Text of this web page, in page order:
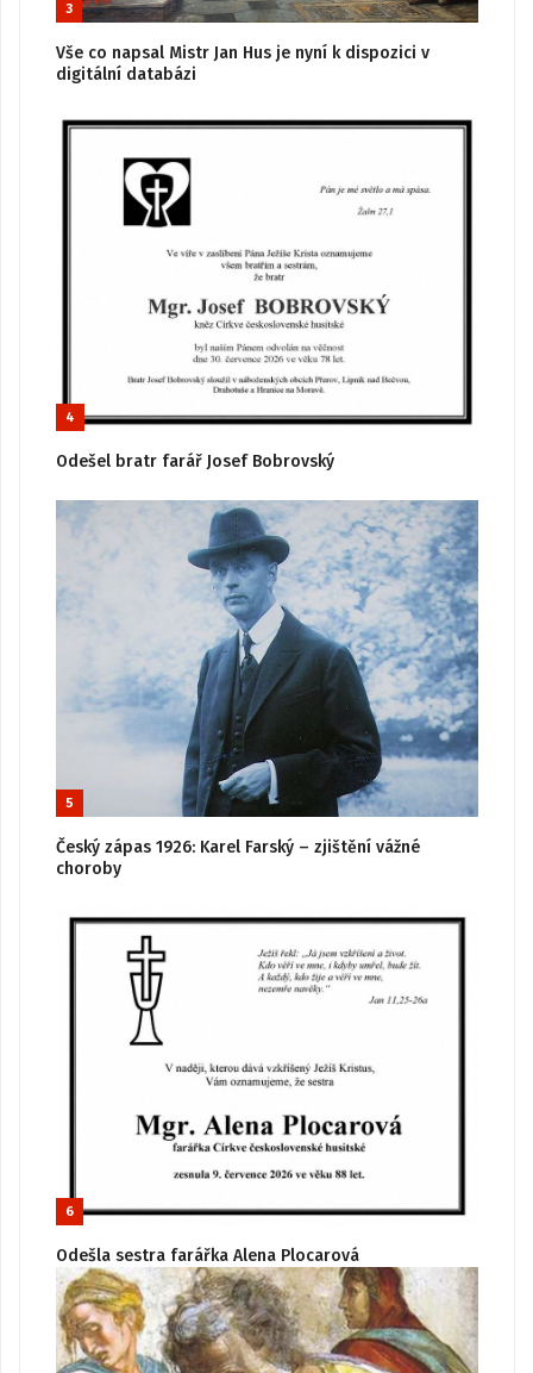
3
Vše co napsal Mistr Jan Hus je nyní k dispozici v
digitální databázi
4
Odešel bratr farář Josef Bobrovský
5
Český zápas 1926: Karel Farský – zjištění vážné
choroby
6
Odešla sestra farářka Alena Plocarová